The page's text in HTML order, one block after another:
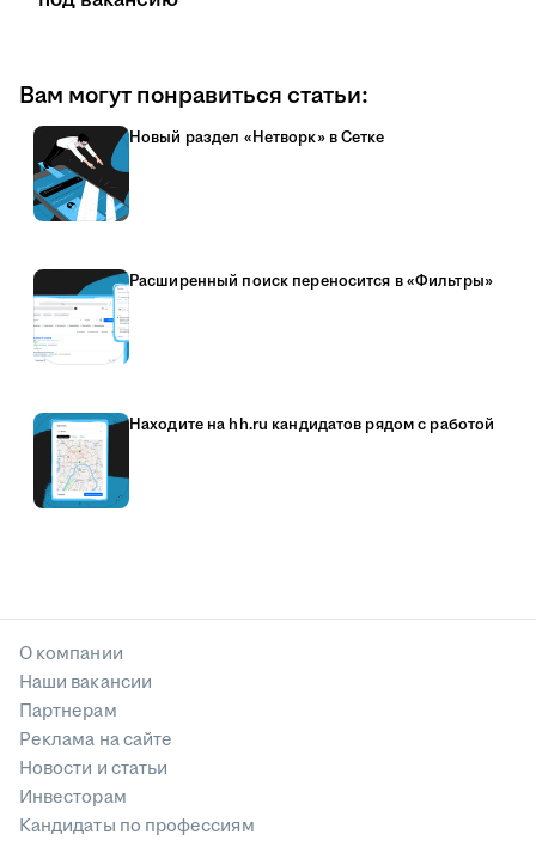
Вам могут понравиться статьи:
Новый раздел «Нетворк» в Сетке
Расширенный поиск переносится в «Фильтры»
Находите на hh.ru кандидатов рядом с работой
О компании
Наши вакансии
Партнерам
Реклама на сайте
Новости и статьи
Инвесторам
Кандидаты по профессиям